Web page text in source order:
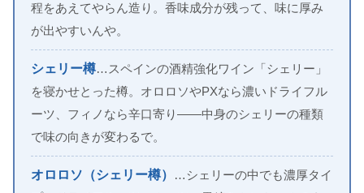
程をあえてやらん造り。香味成分が残って、味に厚み
が出やすいんや。
シェリー樽…スペインの酒精強化ワイン「シェリー」
を寝かせとった樽。オロロソやPXなら濃いドライフル
ーツ、フィノなら辛口寄り——中身のシェリーの種類
で味の向きが変わるで。
オロロソ（シェリー樽）
…シェリーの中でも濃厚タイ